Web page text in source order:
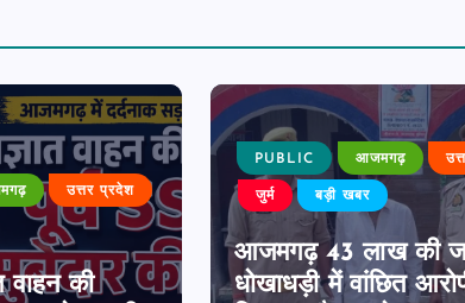
उत्तर प्रदेश
की
PUBLIC आजमगढ़
जुर्म बड़ी खबर
आजमगढ़ 43 लाख की
धोखाधड़ी में वांछित